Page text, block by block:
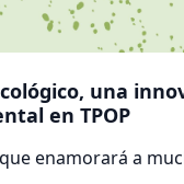
una
en TPOP
enamorará a